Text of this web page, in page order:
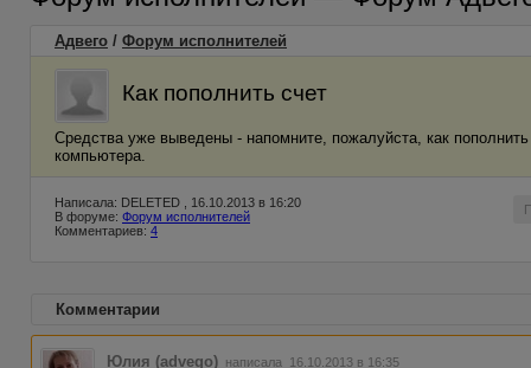
Адвего / Форум исполнителей
Как пополнить счет
Средства уже выведены - напомните, пожалуйста, как
компьютера.
Написала: DELETED , 16.10.2013 в 16:20
В форуме: Форум исполнителей
Комментариев: 4
Комментарии
Юлия (advego) написала 16.10.2013 в 16:35